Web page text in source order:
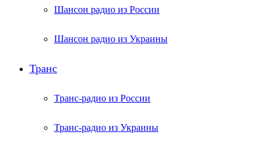
Шансон радио из России
Шансон радио из Украины
Транс
Транс-радио из России
Транс-радио из Украины